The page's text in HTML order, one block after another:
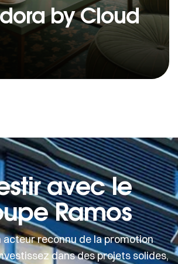
by Cloud
avec le
Ramos
acteur reconnu de la promotion
dans des projets solides,